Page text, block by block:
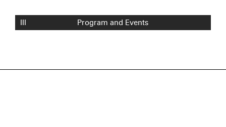
III Program and Events